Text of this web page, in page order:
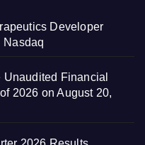
Developer
Nasdaq
Financial
2026 on August 20,